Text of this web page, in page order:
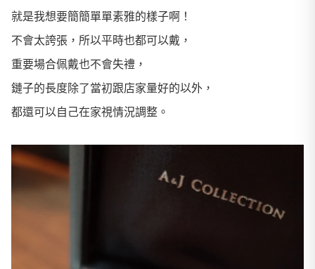
就是我想要簡簡單單素雅的樣子啊！
不會太誇張，所以平時也都可以戴，
重要場合佩戴也不會失禮，
鏈子的長度除了當初跟店家量好的以外，
都還可以自己在家視情況調整。